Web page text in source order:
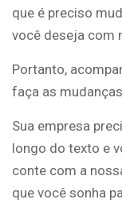
que é preciso
você deseja com
Portanto,
faça as
Sua empresa
longo do texto e
conte com a
que você sonha